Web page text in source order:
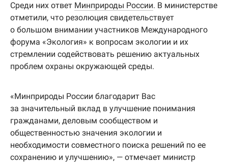
Среди них ответ Минприроды России. В министерстве
отметили, что резолюция свидетельствует
о большом внимании участников Международного
форума «Экология» к вопросам экологии и их
стремлении содействовать решению актуальных
проблем охраны окружающей среды.
«Минприроды России благодарит Вас
за значительный вклад в улучшение понимания
гражданами, деловым сообществом и
общественностью значения экологии и
необходимости совместного поиска решений по ее
сохранению и улучшению», — отмечает министр